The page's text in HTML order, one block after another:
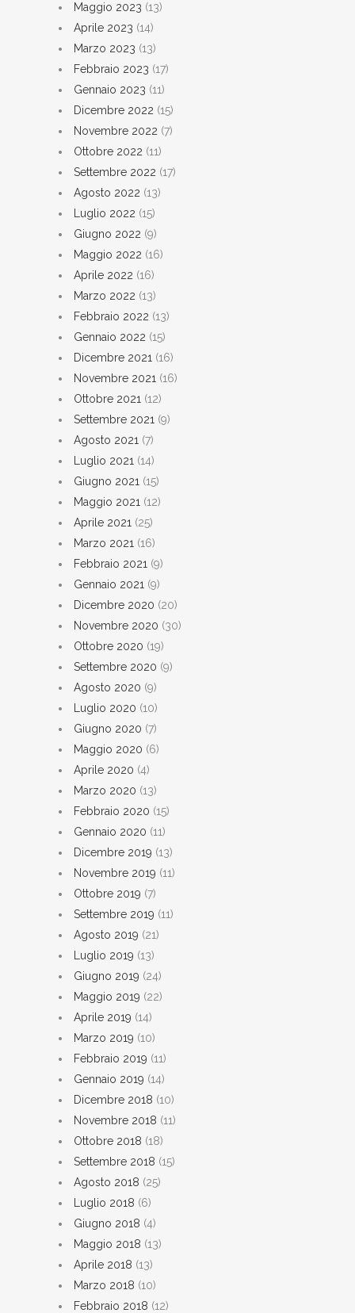
Maggio 2023 (13)
Aprile 2023 (14)
Marzo 2023 (13)
Febbraio 2023 (17)
Gennaio 2023 (11)
Dicembre 2022 (15)
Novembre 2022 (7)
Ottobre 2022 (11)
Settembre 2022 (17)
Agosto 2022 (13)
Luglio 2022 (15)
Giugno 2022 (9)
Maggio 2022 (16)
Aprile 2022 (16)
Marzo 2022 (13)
Febbraio 2022 (13)
Gennaio 2022 (15)
Dicembre 2021 (16)
Novembre 2021 (16)
Ottobre 2021 (12)
Settembre 2021 (9)
Agosto 2021 (7)
Luglio 2021 (14)
Giugno 2021 (15)
Maggio 2021 (12)
Aprile 2021 (25)
Marzo 2021 (16)
Febbraio 2021 (9)
Gennaio 2021 (9)
Dicembre 2020 (20)
Novembre 2020 (30)
Ottobre 2020 (19)
Settembre 2020 (9)
Agosto 2020 (9)
Luglio 2020 (10)
Giugno 2020 (7)
Maggio 2020 (6)
Aprile 2020 (4)
Marzo 2020 (13)
Febbraio 2020 (15)
Gennaio 2020 (11)
Dicembre 2019 (13)
Novembre 2019 (11)
Ottobre 2019 (7)
Settembre 2019 (11)
Agosto 2019 (21)
Luglio 2019 (13)
Giugno 2019 (24)
Maggio 2019 (22)
Aprile 2019 (14)
Marzo 2019 (10)
Febbraio 2019 (11)
Gennaio 2019 (14)
Dicembre 2018 (10)
Novembre 2018 (11)
Ottobre 2018 (18)
Settembre 2018 (15)
Agosto 2018 (25)
Luglio 2018 (6)
Giugno 2018 (4)
Maggio 2018 (13)
Aprile 2018 (13)
Marzo 2018 (10)
Febbraio 2018 (12)